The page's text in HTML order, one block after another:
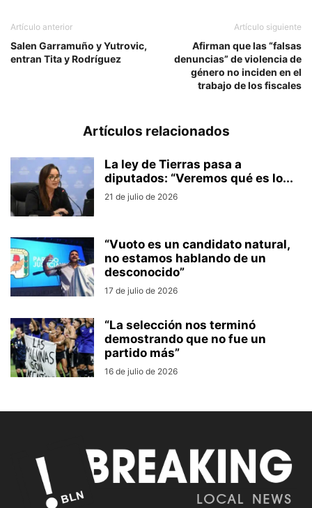
Artículo anterior
Salen Garramuño y Yutrovic,
entran Tita y Rodríguez
Artículo siguiente
Afirman que las “falsas
denuncias” de violencia de
género no inciden en el
trabajo de los fiscales
Artículos relacionados
La ley de Tierras pasa a
diputados: “Veremos qué es lo...
21 de julio de 2026
“Vuoto es un candidato natural,
no estamos hablando de un
desconocido”
17 de julio de 2026
“La selección nos terminó
demostrando que no fue un
partido más”
16 de julio de 2026